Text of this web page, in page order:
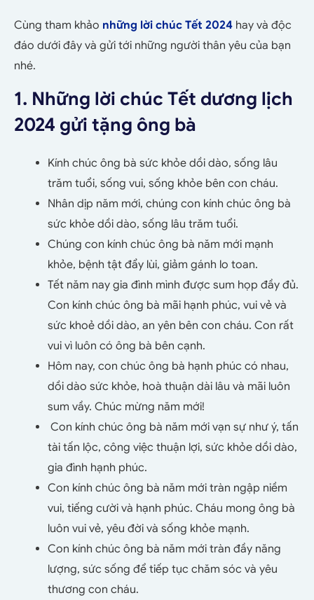
Cùng tham khảo những lời chúc Tết 2024 hay và độc
đáo dưới đây và gửi tới những người thân yêu của bạn
nhé.
1. Những lời chúc Tết dương lịch
2024 gửi tặng ông bà
Kính chúc ông bà sức khỏe dồi dào, sống lâu
trăm tuổi, sống vui, sống khỏe bên con cháu.
Nhân dịp năm mới, chúng con kính chúc ông bà
sức khỏe dồi dào, sống lâu trăm tuổi.
Chúng con kính chúc ông bà năm mới mạnh
khỏe, bệnh tật đẩy lùi, giảm gánh lo toan.
Tết năm nay gia đình mình được sum họp đầy đủ.
Con kính chúc ông bà mãi hạnh phúc, vui vẻ và
sức khoẻ dồi dào, an yên bên con cháu. Con rất
vui vì luôn có ông bà bên cạnh.
Hôm nay, con chúc ông bà hạnh phúc có nhau,
dồi dào sức khỏe, hoà thuận dài lâu và mãi luôn
sum vầy. Chúc mừng năm mới!
Con kính chúc ông bà năm mới vạn sự như ý, tấn
tài tấn lộc, công việc thuận lợi, sức khỏe dồi dào,
gia đình hạnh phúc.
Con kính chúc ông bà năm mới tràn ngập niềm
vui, tiếng cười và hạnh phúc. Cháu mong ông bà
luôn vui vẻ, yêu đời và sống khỏe mạnh.
Con kính chúc ông bà năm mới tràn đầy năng
lượng, sức sống để tiếp tục chăm sóc và yêu
thương con cháu.